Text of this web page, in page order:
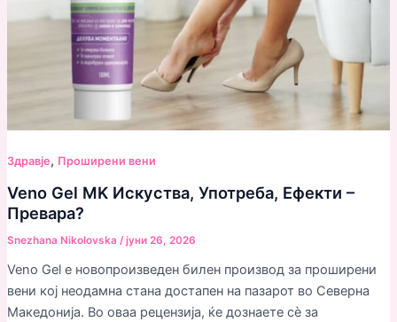
Здравjе, Проширени вени
Veno Gel MK Искуства, Употреба, Ефекти –
Превара?
Snezhana Nikolovska /јуни 26, 2026
Veno Gel е новопроизведен билен производ за проширени
вени кој неодамна стана достапен на пазарот во Северна
Македонија. Во оваа рецензија, ќе дознаете сè за